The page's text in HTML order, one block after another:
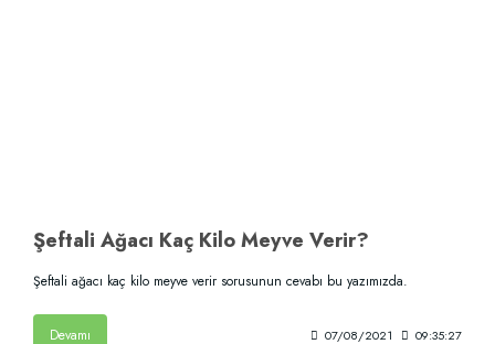
Şeftali Ağacı Kaç Kilo Meyve Verir?
Şeftali ağacı kaç kilo meyve verir sorusunun cevabı bu yazımızda.
Devamı 07/08/2021 09:35:27